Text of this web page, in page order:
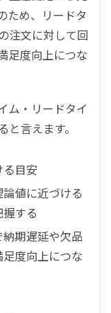
ため、リードタ
注文に対して回
足度向上につな
ム・リードタイ
言えます。
目安
値に近づける
する
期遅延や欠品
度向上につな